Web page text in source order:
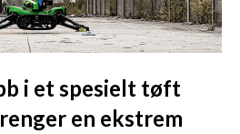
i et spesielt tøft
en ekstrem